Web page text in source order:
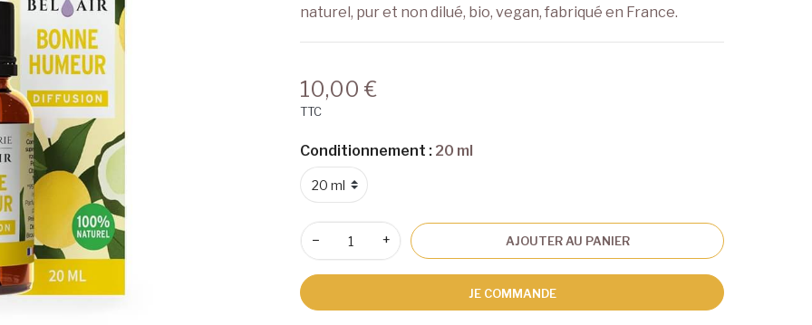
naturel, pur et non dilué, bio, vegan, fabriqué en France.
10,00 €
TTC
Conditionnement : 20 ml
− + AJOUTER AU PANIER
JE COMMANDE